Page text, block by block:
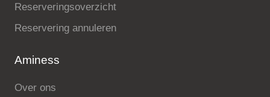
Reserveringsoverzicht
Reservering annuleren
Aminess
Over ons